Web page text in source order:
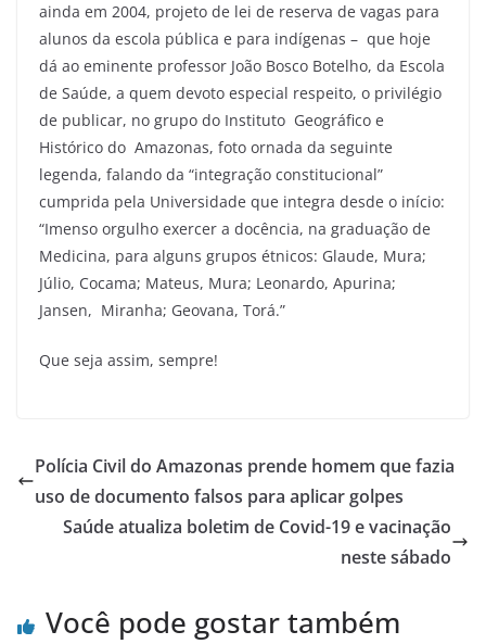
ainda em 2004, projeto de lei de reserva de vagas para
alunos da escola pública e para indígenas – que hoje
dá ao eminente professor João Bosco Botelho, da Escola
de Saúde, a quem devoto especial respeito, o privilégio
de publicar, no grupo do Instituto Geográfico e
Histórico do Amazonas, foto ornada da seguinte
legenda, falando da “integração constitucional”
cumprida pela Universidade que integra desde o início:
“Imenso orgulho exercer a docência, na graduação de
Medicina, para alguns grupos étnicos: Glaude, Mura;
Júlio, Cocama; Mateus, Mura; Leonardo, Apurina;
Jansen, Miranha; Geovana, Torá.”
Que seja assim, sempre!
Polícia Civil do Amazonas prende homem que fazia
uso de documento falsos para aplicar golpes
Saúde atualiza boletim de Covid-19 e vacinação
neste sábado
Você pode gostar também